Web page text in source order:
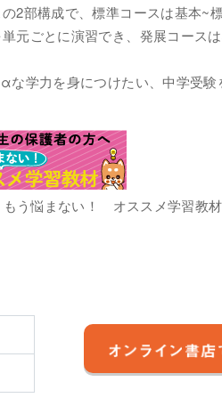
2部構成で、標準コースは基本~
元ごとに演習でき、発展コース
学力を身につけたい、中学受験
う悩まない！ オススメ学習教材